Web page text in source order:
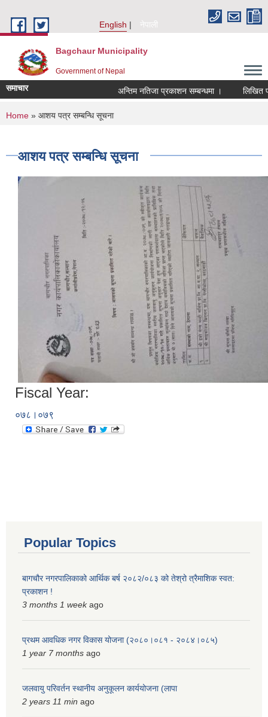
English
नेपाली
Bagchaur Municipality
Government of Nepal
समाचार अन्तिम नतिजा प्रकाशन सम्बन्धमा । लिखित
You are here
Home » आशय पत्र सम्बन्धि सूचना
आशय पत्र सम्बन्धि सूचना
Fiscal Year:
०७८।०७९
Popular Topics
बागचौर नगरपालिकाको आर्थिक बर्ष २०८२/०८३ को तेश्रो त्रैमाशिक स्वत:
प्रकाशन !
3 months 1 weekago
प्रथम आवधिक नगर विकास योजना (२०८०।०८१ - २०८४।०८५)
1 year 7 months ago
जलवायु परिवर्तन स्थानीय अनुकूलन कार्ययोजना (लापा
2 years 11 min ago